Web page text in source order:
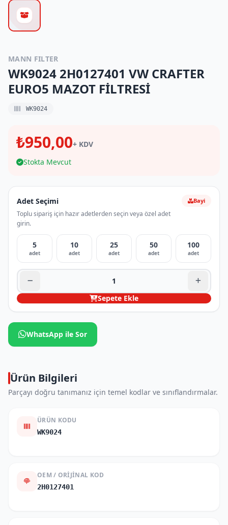
MANN FILTER
WK9024 2H0127401 VW CRAFTER
EURO5 MAZOT FİLTRESİ
WK9024
₺950,00+ KDV
Stokta Mevcut
Adet Seçimi
Toplu sipariş için hazır adetlerden seçin veya özel adet
girin.
Bayi
5
adet
10
adet
25
adet
50
adet
100
adet
Sepete Ekle
WhatsApp ile Sor
Ürün Bilgileri
Parçayı doğru tanımanız için temel kodlar ve sınıflandırmalar.
ÜRÜN KODU
WK9024
OEM / ORIJINAL KOD
2H0127401